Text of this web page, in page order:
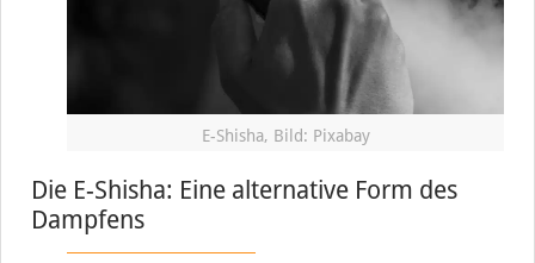
E-Shisha, Bild: Pixabay
Die E-Shisha: Eine alternative Form des
Dampfens